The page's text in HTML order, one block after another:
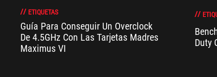
ETIQUETAS
Guía Para Conseguir Un Overclock
De 4.5GHz Con Las Tarjetas Madres
Maximus VI
Duty